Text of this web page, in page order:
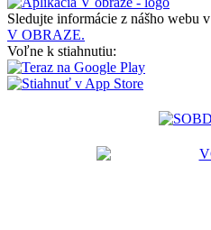
Sledujte informácie z nášho webu v
V OBRAZE.
Voľne k stiahnutiu: